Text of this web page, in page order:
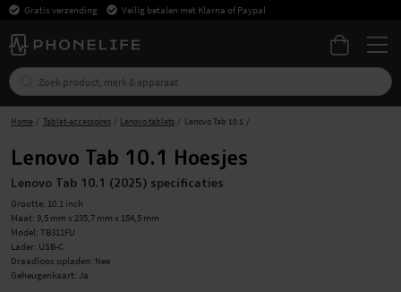
Gratis verzending Veilig betalen met Klarna of Paypal
Home Tablet-accessoires Lenovo tablets Lenovo Tab 10.1
Lenovo Tab 10.1 Hoesjes
Lenovo Tab 10.1 (2025) specificaties
Grootte: 10.1 inch
Maat: 9,5 mm x 235,7 mm x 154,5 mm
Model: TB311FU
Lader: USB-C
Draadloos opladen: Nee
Geheugenkaart: Ja